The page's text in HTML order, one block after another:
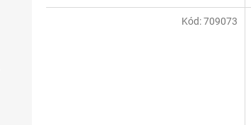
proti korozi....
Kód:709073